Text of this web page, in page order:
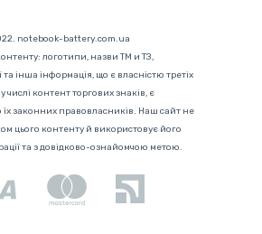
notebook-battery.com.ua
логотипи, назви ТМ и ТЗ,
та інша інформація, що є власністю третіх
числі контент торгових знаків, є
їх законних правовласників. Наш сайт не
цього контенту й використовує його
та з довідково-ознайомчою метою.